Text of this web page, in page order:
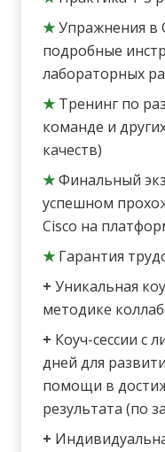
★Упражнения в
подробные
лабораторных
★ Тренинг по
команде и
качеств)
★Финальный
успешном
Cisco на
★ Гарантия
+ Уникальная
методике
+ Коуч-сессии с
дней для
помощи в
результата (по
+